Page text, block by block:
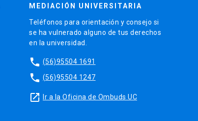
MEDIACIÓN UNIVERSITARIA
Teléfonos para orientación y consejo si
se ha vulnerado alguno de tus derechos
en la universidad.
phone (56)95504 1691
phone (56)95504 1247
launch Ir a la Oficina de Ombuds UC